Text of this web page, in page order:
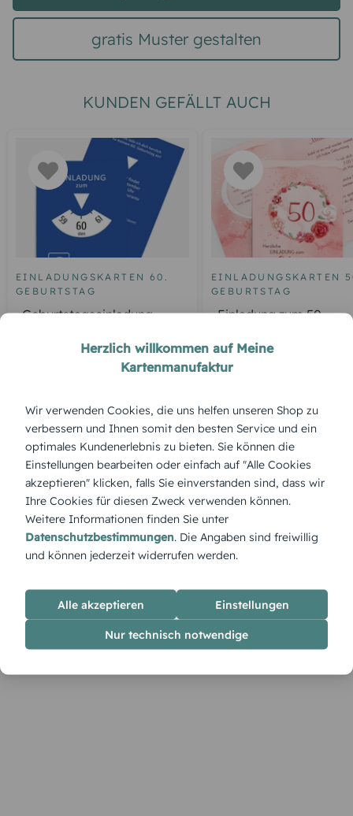
gratis Muster gestalten
KUNDEN GEFÄLLT AUCH
EINLADUNGSKARTEN 60.
GEBURTSTAG
Geburtstagseinladung
EINLADUNGSKARTEN
GEBURTSTAG
Einladung zum 50.
ÜBERBLICK:
Produktbeschreibung
„Sternenzauber“ ist ein echter Klassiker unter den
Himmelsgrüßen – edel, freundlich und immer passend für
einen stilvollen, warmherzigen Geburtstag.
Herzlich willkommen auf Meine
Kartenmanufaktur
Wir verwenden Cookies, die uns helfen unseren Shop zu
verbessern und Ihnen somit den besten Service und ein
optimales Kundenerlebnis zu bieten. Sie können die
Einstellungen bearbeiten oder einfach auf "Alle Cookies
akzeptieren" klicken, falls Sie einverstanden sind, dass wir
Ihre Cookies für diesen Zweck verwenden können.
Weitere Informationen finden Sie unter
Datenschutzbestimmungen. Die Angaben sind freiwillig
und können jederzeit widerrufen werden.
Alle akzeptieren Einstellungen
Nur technisch notwendige